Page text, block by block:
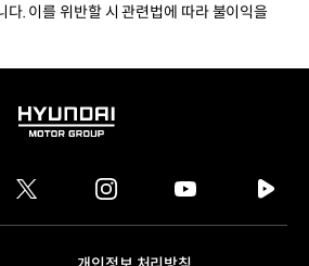
다. 이를 위반할 시 관련법에 따라 불이익을
HYUNDAI
GROUP
twitter instagram
tv